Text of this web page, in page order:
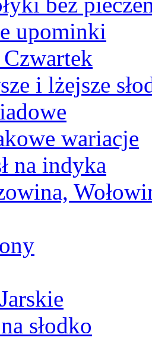
upominki
i lżejsze
wariacje
na indyka
słodko